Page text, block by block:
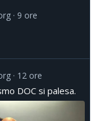
9 ore
12 ore
DOC si palesa.